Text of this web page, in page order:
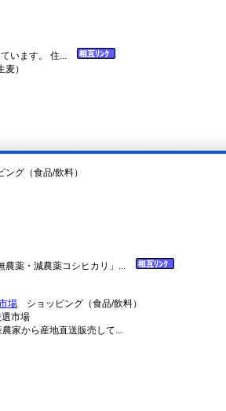
います。 住...
）
グ（食品/飲料）
農薬・減農薬コシヒカリ」...
場 ショッピング（食品/飲料）
家から産地直送販売して...